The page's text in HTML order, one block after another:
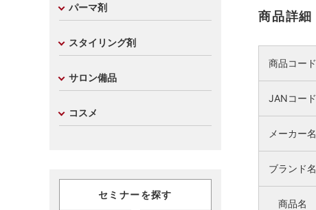
商品詳細
商品コード
JANコード
メーカー名
ブランド名
商品名
パーマ剤
スタイリング剤
サロン備品
コスメ
セミナーを探す